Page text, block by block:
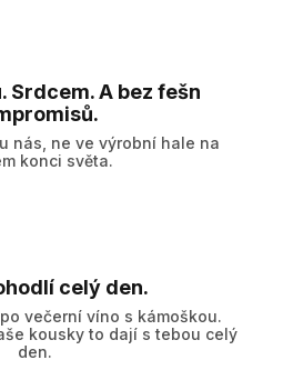
Srdcem. A bez fešn
nás, ne ve výrobní hale na
konci světa.
celý den.
večerní víno s kámoškou.
kousky to dají s tebou celý
den.